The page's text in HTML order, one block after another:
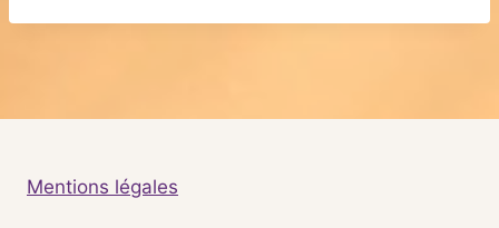
Mentions légales